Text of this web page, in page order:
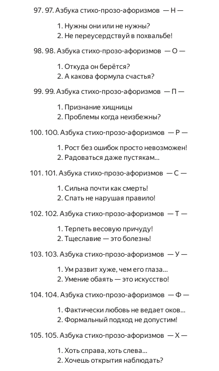
97. Азбука стихо-прозо-афоризмов — Н —
Нужны они или не нужны?
Не переусердствуй в похвальбе!
98. Азбука стихо-прозо-афоризмов — О —
Откуда он берётся?
А какова формула счастья?
99. Азбука стихо-прозо-афоризмов — П —
Признание хищницы
Проблемы когда неизбежны?
100. Азбука стихо-прозо-афоризмов — Р —
Рост без ошибок просто невозможен!
Радоваться даже пустякам…
101. Азбука стихо-прозо-афоризмов — С —
Сильна почти как смерть!
Спать не нарушая правило!
102. Азбука стихо-прозо-афоризмов — Т —
Терпеть весовую причуду!
Тщеславие — это болезнь!
103. Азбука стихо-прозо-афоризмов — У —
Ум развит хуже, чем его глаза…
Умение обаять — это искусство!
104. Азбука стихо-прозо-афоризмов — Ф —
Фактически любовь не ведает оков…
Формальный подход не допустим!
105. Азбука стихо-прозо-афоризмов — Х —
Хоть справа, хоть слева…
Хочешь открытия наблюдать?